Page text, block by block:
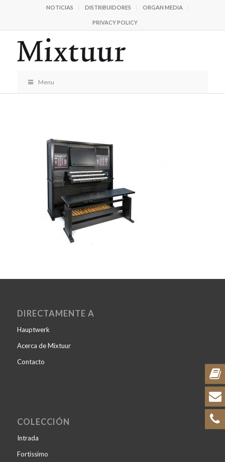
NOTICIAS DISTRIBUIDORES ORGAN MEDIA
PRIVACY POLICY
Menu
DIRECTAMENTE A
Hauptwerk
Acerca de Mixtuur
Contacto
COLECCIÓN
Intrada
Fortissimo